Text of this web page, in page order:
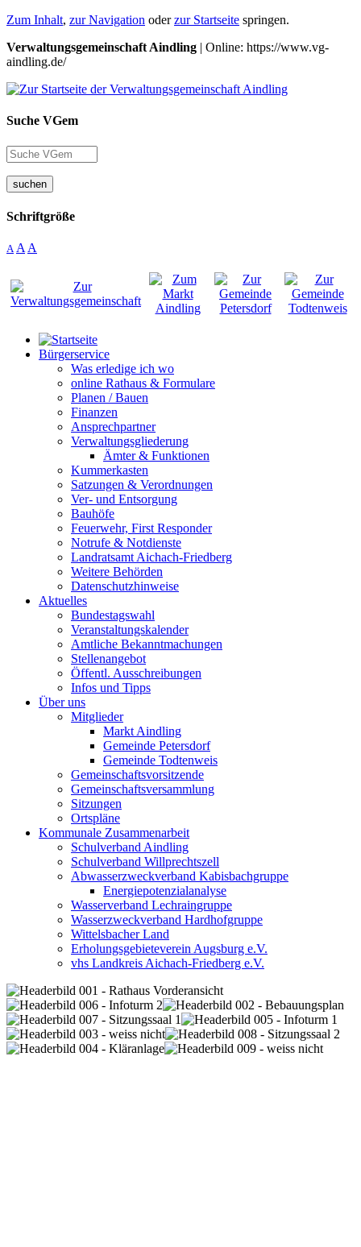
Zum Inhalt, zur Navigation oderzur Startseite springen.
Verwaltungsgemeinschaft Aindling | Online: https://www.vg-
aindling.de/
Suche VGem
suchen
Schriftgröße
A A A
Bürgerservice
Was erledige ich wo
online Rathaus & Formulare
Planen / Bauen
Finanzen
Ansprechpartner
Verwaltungsgliederung
Ämter & Funktionen
Kummerkasten
Satzungen & Verordnungen
Ver- und Entsorgung
Bauhöfe
Feuerwehr, First Responder
Notrufe & Notdienste
Landratsamt Aichach-Friedberg
Weitere Behörden
Datenschutzhinweise
Aktuelles
Bundestagswahl
Veranstaltungskalender
Amtliche Bekanntmachungen
Stellenangebot
Öffentl. Ausschreibungen
Infos und Tipps
Über uns
Mitglieder
Markt Aindling
Gemeinde Petersdorf
Gemeinde Todtenweis
Gemeinschaftsvorsitzende
Gemeinschaftsversammlung
Sitzungen
Ortspläne
Kommunale Zusammenarbeit
Schulverband Aindling
Schulverband Willprechtszell
Abwasserzweckverband Kabisbachgruppe
Energiepotenzialanalyse
Wasserverband Lechraingruppe
Wasserzweckverband Hardhofgruppe
Wittelsbacher Land
Erholungsgebieteverein Augsburg e.V.
vhs Landkreis Aichach-Friedberg e.V.